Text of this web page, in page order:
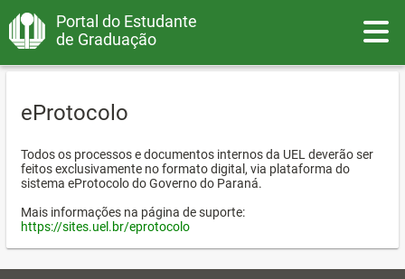
Portal do Estudante
de Graduação
eProtocolo
Todos os processos e documentos internos da UEL deverão ser
feitos exclusivamente no formato digital, via plataforma do
sistema eProtocolo do Governo do Paraná.
Mais informações na página de suporte:
https://sites.uel.br/eprotocolo